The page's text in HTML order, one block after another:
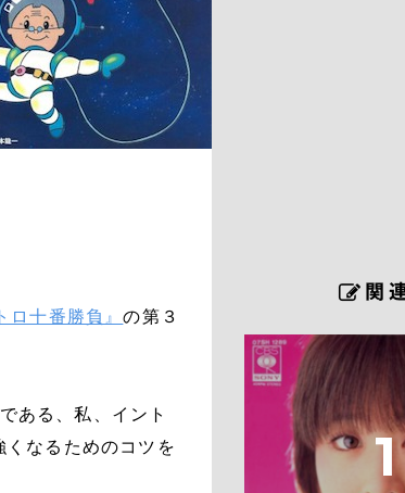
ロ十番勝負』の第３
ある、私、イント
くなるためのコツを
1